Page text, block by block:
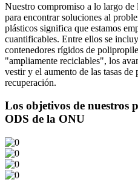
Nuestro compromiso a lo largo de
para encontrar soluciones al
plásticos significa que estamos
cuantificables. Entre ellos se
contenedores rígidos de
"ampliamente reciclables", los
vestir y el aumento de las tasas
recuperación.
Los objetivos de nuestros
ODS de la ONU